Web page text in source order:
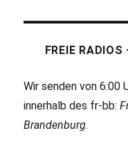
FREIE
Wir senden von 6:00
innerhalb des fr-bb:
Brandenburg.